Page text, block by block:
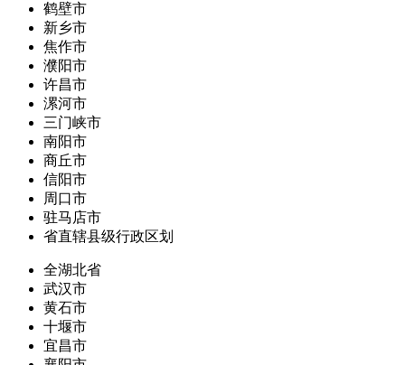
鹤壁市
新乡市
焦作市
濮阳市
许昌市
漯河市
三门峡市
南阳市
商丘市
信阳市
周口市
驻马店市
省直辖县级行政区划
全湖北省
武汉市
黄石市
十堰市
宜昌市